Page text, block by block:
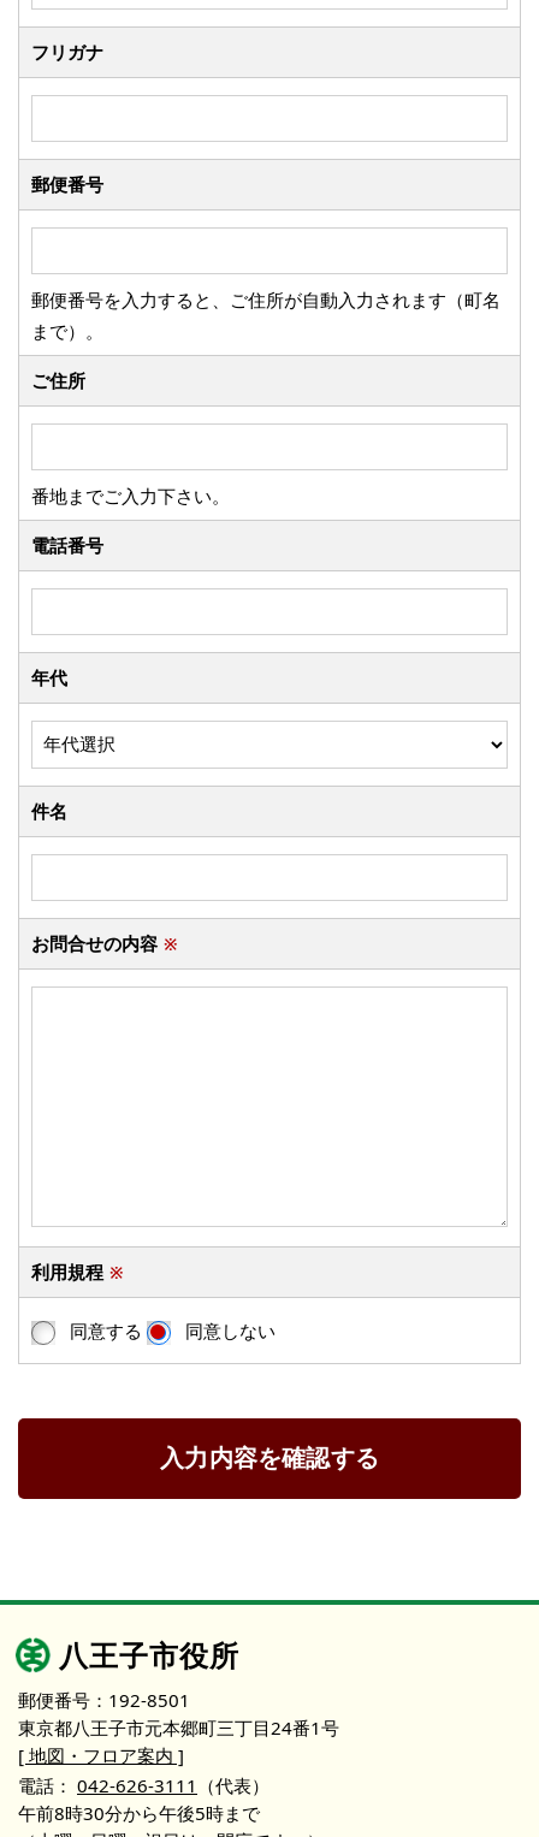
フリガナ
郵便番号
郵便番号を入力すると、ご住所が自動入力されます（町名
まで）。
ご住所
番地までご入力下さい。
電話番号
年代
件名
お問合せの内容 ※
利用規程 ※
同意する 同意しない
入力内容を確認する
八王子市役所
郵便番号：192-8501
東京都八王子市元本郷町三丁目24番1号
[ 地図・フロア案内 ]
電話： 042-626-3111 （代表）
午前8時30分から午後5時まで